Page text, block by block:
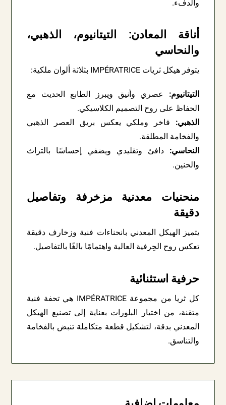
والدفء.
أناقة المعادن: التيتانيوم، الذهبي،
والنحاسي
يتوفر هيكل ثريات IMPÉRATRICE بثلاثة ألوان ملكية:
التيتانيوم: عصري وأنيق ويبرز الطابع الحديث مع
الحفاظ على روح التصميم الكلاسيكي.
الذهبي: فاخر وملكي يعكس بريق العصر الذهبي
والفخامة المطلقة.
النحاسي: دافئ وتقليدي ويضفي إحساسًا بالتراث
والحنين.
منحنيات معدنية مزخرفة وتفاصيل
دقيقة
يتميز الهيكل المعدني بانحناءات فنية وزخارف دقيقة
تعكس روح الحِرفية العالية واهتمامًا بالغًا بالتفاصيل.
حرفية استثنائية
كل ثريا من مجموعة IMPÉRATRICE هي تحفة فنية
متقنة، من اختيار البلورات بعناية إلى تصنيع الهيكل
المعدني بدقة، لتشكيل قطعة متكاملة تنبض بالفخامة
والتناسق.